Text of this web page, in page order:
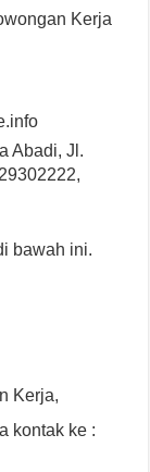
Kerja
Abadi, Jl.
bawah ini.
Kerja,
kontak ke :